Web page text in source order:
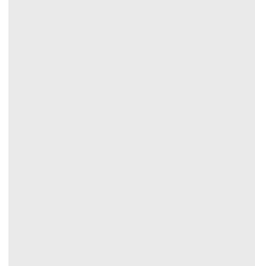
99X
Aya
30
9x, Singaraja, Banjar Tegal
Banyuning
Desa Giri Emas Kecamatan Sawan Kabupaten Buleleng
2